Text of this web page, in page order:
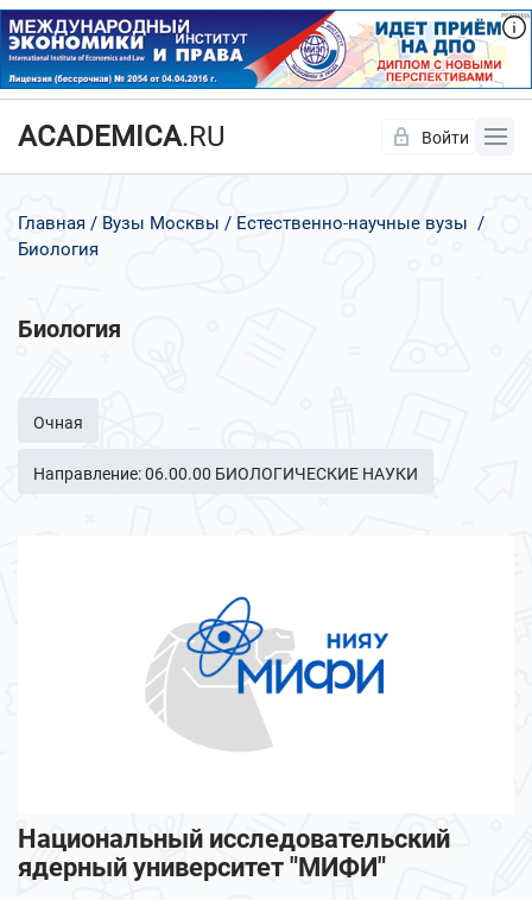
ACADEMICA.RU Войти
Главная Вузы Москвы
Естественно-научные вузы
Биология
Биология
Очная
Направление: 06.00.00 БИОЛОГИЧЕСКИЕ НАУКИ
Национальный исследовательский
ядерный университет "МИФИ"
Да Нет